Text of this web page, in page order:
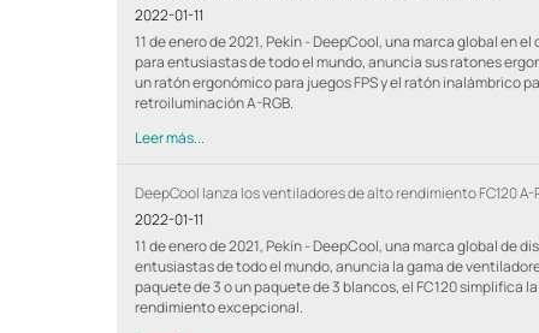
2022-01-11
11 de enero de 2021, Pekín - DeepCool, una marca global
para entusiastas de todo el mundo, anuncia sus ratones
un ratón ergonómico para juegos FPS y el ratón inalámbrico
retroiluminación A-RGB.
Leer más...
DeepCool lanza los ventiladores de alto rendimiento FC120
2022-01-11
11 de enero de 2021, Pekín - DeepCool, una marca global
entusiastas de todo el mundo, anuncia la gama de
paquete de 3 o un paquete de 3 blancos, el FC120 simplifica
rendimiento excepcional.